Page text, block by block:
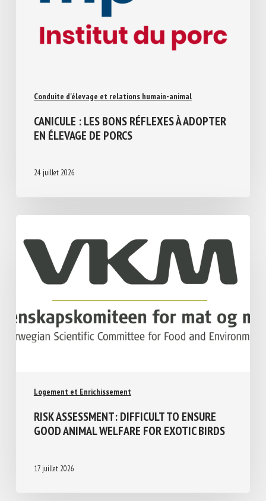
ADOPTER EN ÉLEVAGE DE PORCS
RISK ASSESSMENT: DIFFICULT TO ENSURE
GOOD ANIMAL WELFARE FOR EXOTIC
BIRDS
17 juillet 2026